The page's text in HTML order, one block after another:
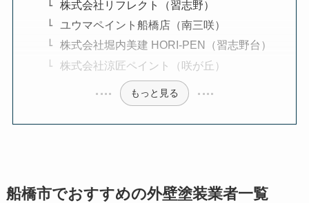
株式会社リフレクト（習志野）
ユウマペイント船橋店（南三咲）
株式会社堀内美建 HORI-PEN（習志野台）
株式会社涼匠ペイント（咲が丘）
もっと見る
船橋市でおすすめの外壁塗装業者一覧